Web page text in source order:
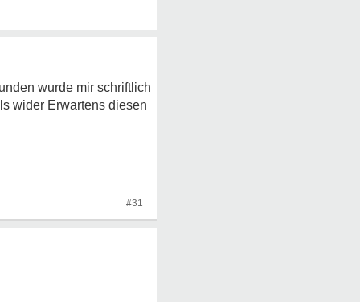
wurde mir schriftlich
wider Erwartens diesen
#31